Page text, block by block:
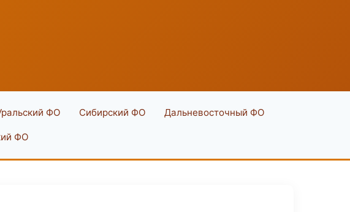
ФО Сибирский ФО Дальневосточный ФО
ФО